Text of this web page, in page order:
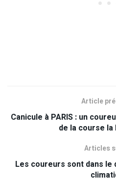
Article
Canicule à PARIS : un
de la course
Articles
Les coureurs sont dans